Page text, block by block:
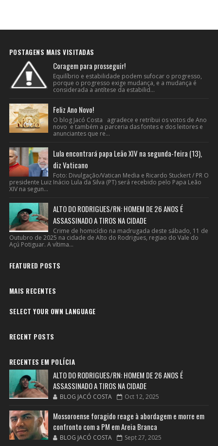
POSTAGENS MAIS VISITADAS
Coragem para prosseguir!
Equilíbrio e estabilidade podem sufocar o progresso,
porque o progresso exige mudança, e a mudança é
considerada a antítese da estabilid...
Feliz Ano Novo!
O blog Jacó Costa agradece e retribui os votos de Ano
novo e também a parceria das fontes e dos leitores e
anunciantes que re...
Lula encontrará papa Leão XIV na segunda-feira (13),
diz Vaticano
Foto: Divulgação/Vatican Media e Ricardo Stuckert / PR O
presidente Luiz Inácio Lula da Silva (PT) será recebido pelo Papa Leão
XIV na segun...
ALTO DO RODRIGUES/RN: HOMEM DE 26 ANOS É
ASSASSINADO A TIROS NA CIDADE
Crime de homicídio na madrugada deste sábado, 11 de
Outubro de 2025 na cidade de Alto do Rodrigues, regiao do Vale do
Açú Potiguar. A vítima...
FEATURED POSTS
MAIS RECENTES
SELECT YOUR OWN LANGUAGE
RECENT POSTS
RECENTES EM POLÍCIA
ALTO DO RODRIGUES/RN: HOMEM DE 26 ANOS É
ASSASSINADO A TIROS NA CIDADE
BLOG JACÓ COSTA Oct 12, 2025
Mossoroense foragido reage à abordagem e morre em
confronto com a PM em Areia Branca
BLOG JACÓ COSTA Sept 27, 2025